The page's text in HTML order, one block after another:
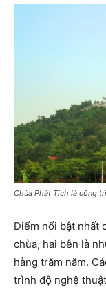
Chùa Phật Tích là công
Điểm nổi bật nhất
chùa, hai bên là
hàng trăm năm.
trình độ nghệ